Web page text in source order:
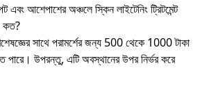
আশেপাশের অঞ্চলে স্কিন লাইটেনিং ট্রিটমেন্ট
কত?
সাথে পরামর্শের জন্য 500 থেকে 1000 টাকা
উপরন্তু, এটি অবস্থানের উপর নির্ভর করে